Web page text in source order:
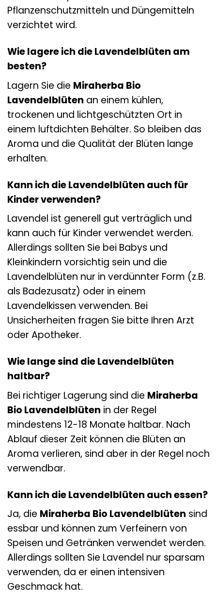
Pflanzenschutzmitteln und Düngemitteln
verzichtet wird.
Wie lagere ich die Lavendelblüten am
besten?
Lagern Sie die Miraherba Bio
Lavendelblüten an einem kühlen,
trockenen und lichtgeschützten Ort in
einem luftdichten Behälter. So bleiben das
Aroma und die Qualität der Blüten lange
erhalten.
Kann ich die Lavendelblüten auch für
Kinder verwenden?
Lavendel ist generell gut verträglich und
kann auch für Kinder verwendet werden.
Allerdings sollten Sie bei Babys und
Kleinkindern vorsichtig sein und die
Lavendelblüten nur in verdünnter Form (z.B.
als Badezusatz) oder in einem
Lavendelkissen verwenden. Bei
Unsicherheiten fragen Sie bitte Ihren Arzt
oder Apotheker.
Wie lange sind die Lavendelblüten
haltbar?
Bei richtiger Lagerung sind die Miraherba
Bio Lavendelblüten in der Regel
mindestens 12-18 Monate haltbar. Nach
Ablauf dieser Zeit können die Blüten an
Aroma verlieren, sind aber in der Regel noch
verwendbar.
Kann ich die Lavendelblüten auch essen?
Ja, die Miraherba Bio Lavendelblüten sind
essbar und können zum Verfeinern von
Speisen und Getränken verwendet werden.
Allerdings sollten Sie Lavendel nur sparsam
verwenden, da er einen intensiven
Geschmack hat.